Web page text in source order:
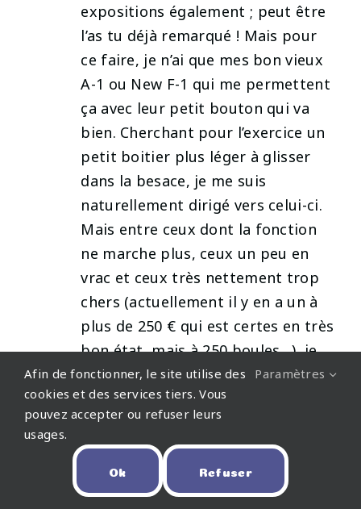
expositions également ; peut être
l’as tu déjà remarqué ! Mais pour
ce faire, je n’ai que mes bon vieux
A-1 ou New F-1 qui me permettent
ça avec leur petit bouton qui va
bien. Cherchant pour l’exercice un
petit boitier plus léger à glisser
dans la besace, je me suis
naturellement dirigé vers celui-ci.
Mais entre ceux dont la fonction
ne marche plus, ceux un peu en
vrac et ceux très nettement trop
chers (actuellement il y en a un à
plus de 250 € qui est certes en très
bon état, mais à 250 boules…), je
peine à en trouver un qui me
convienne.
Habituellement, tu proposes des
alternatives ; et là sauf erreur de
ma part, je n’en ai pas trouvé dans
ton article. Saurais tu nous guider
Afin de fonctionner, le site utilise des
cookies et des services tiers. Vous
pouvez accepter ou refuser leurs
usages.
Paramètres
Ok Refuser